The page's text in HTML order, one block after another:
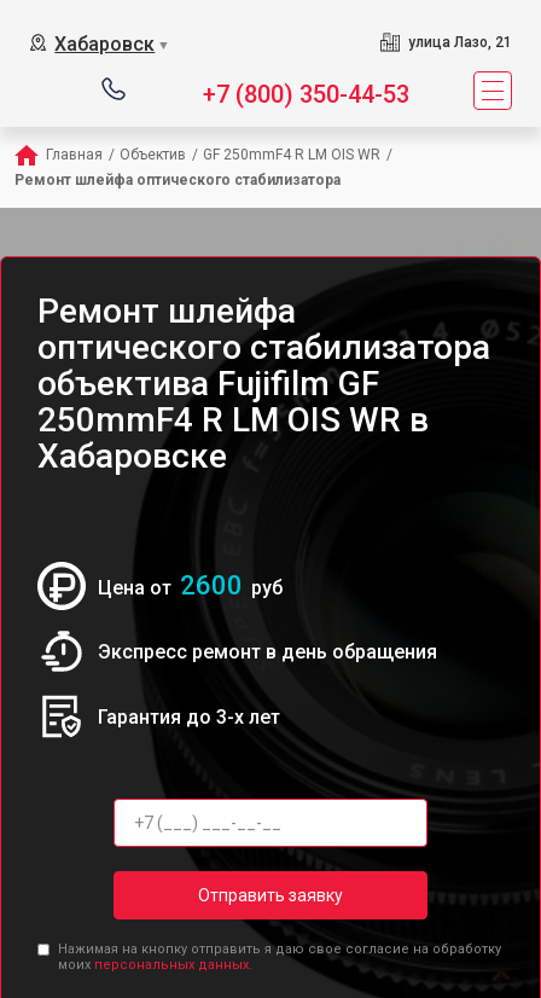
Хабаровск ▼ улица Лазо, 21
+7 (800) 350-44-53
Главная / Объектив / GF 250mmF4 R LM OIS WR /
Ремонт шлейфа оптического стабилизатора
Ремонт шлейфа
оптического стабилизатора
объектива Fujifilm GF
250mmF4 R LM OIS WR в
Хабаровске
Цена от 2600 руб
Экспресс ремонт в день обращения
Гарантия до 3-х лет
Отправить заявку
Нажимая на кнопку отправить я даю свое согласие на обработку
моих персональных данных.